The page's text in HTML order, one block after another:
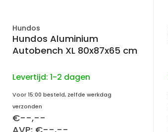
Hundos
Hundos Aluminium
Autobench XL 80x87x65 cm
Levertijd: 1-2 dagen
Voor 15:00 besteld, zelfde werkdag
verzonden
€--,--